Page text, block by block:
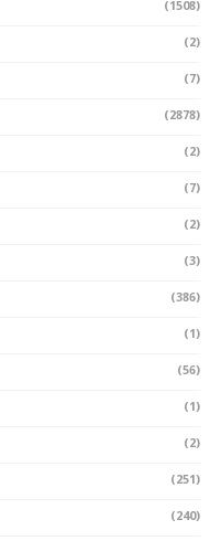
(1508)
(2)
(7)
(2878)
(2)
(7)
(2)
(3)
(386)
(1)
(56)
(1)
(2)
(251)
(240)